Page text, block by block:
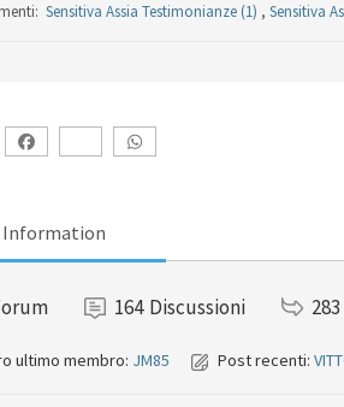
Sensitiva Assia Testimonianze (1) , Sensitiva
Information
164 Discussioni 283
ultimo membro: JM85 Post recenti: